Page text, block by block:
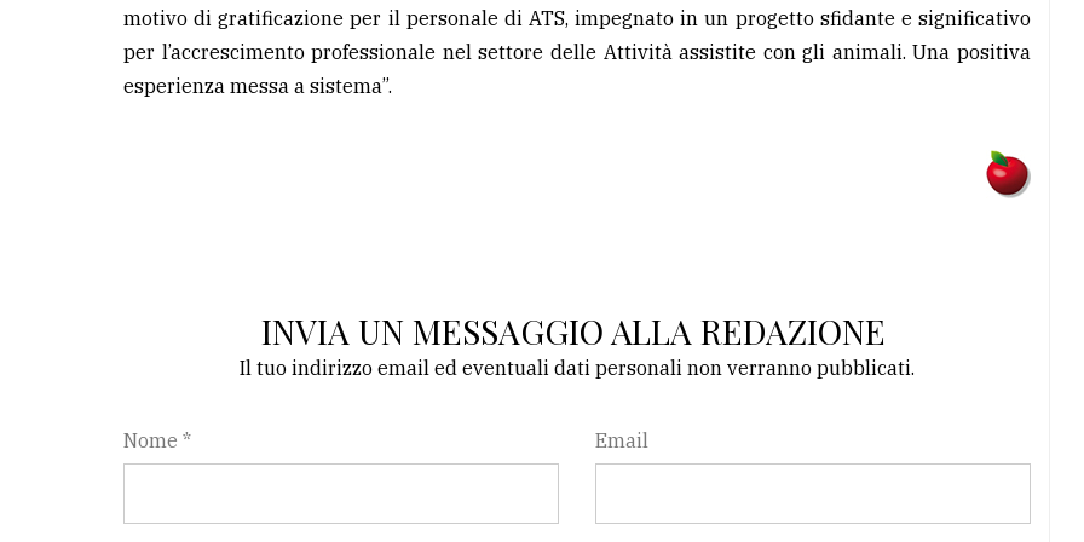
motivo di gratificazione per il personale di ATS, impegnato in un progetto sfidante e significativo
per l’accrescimento professionale nel settore delle Attività assistite con gli animali. Una positiva
esperienza messa a sistema”.
INVIA UN MESSAGGIO ALLA REDAZIONE
Il tuo indirizzo email ed eventuali dati personali non verranno pubblicati.
Nome * Email